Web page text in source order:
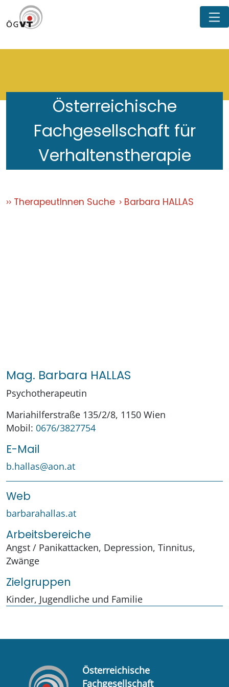
Österreichische
Fachgesellschaft für
Verhaltenstherapie
TherapeutInnen Suche Barbara HALLAS
Mag. Barbara HALLAS
Psychotherapeutin
Mariahilferstraße 135/2/8, 1150 Wien
Mobil: 0676/3827754
E-Mail
b.hallas@aon.at
Web
barbarahallas.at
Arbeitsbereiche
Angst / Panikattacken, Depression, Tinnitus,
Zwänge
Zielgruppen
Kinder, Jugendliche und Familie
Österreichische
Fachgesellschaft